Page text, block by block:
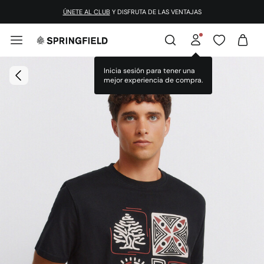
ÚNETE AL CLUB Y DISFRUTA DE LAS VENTAJAS